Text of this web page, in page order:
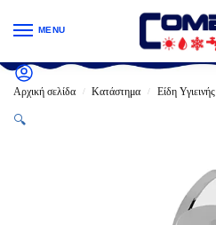
MENU
Αρχική σελίδα / Κατάστημα / Είδη Υγιεινής
🔍